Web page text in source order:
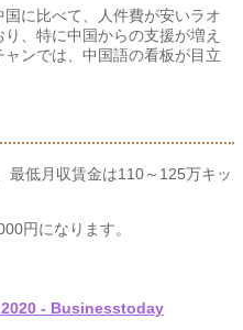
に比べて、人件費が安いラオ
、特に中国からの支援が増え
ンでは、中国語の看板が目立
最低月収賃金は110～125万キッ
円になります。
- Businesstoday